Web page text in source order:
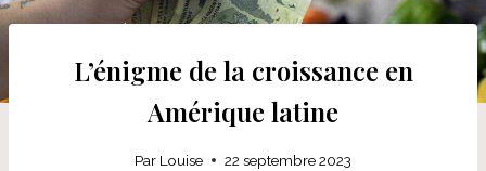
L’énigme de la croissance en
Amérique latine
Par Louise 22 septembre 2023